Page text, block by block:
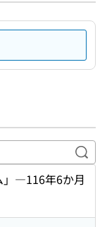
ージへのリンク
キ
」―116年6か月